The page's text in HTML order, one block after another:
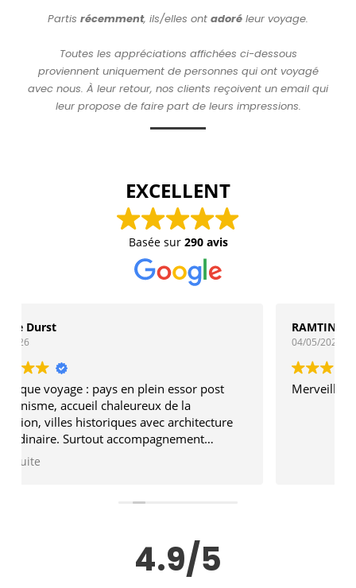
Partis récemment, ils/elles ont adoré leur voyage.
Toutes les appréciations affichées ci-dessous
proviennent uniquement de personnes qui ont voyagé
avec nous. À leur retour, nos clients reçoivent un email qui
leur propose de faire part de leurs impressions.
EXCELLENT
Basée sur 290 avis
Merveilleux Ouzbékistan
4.9/5